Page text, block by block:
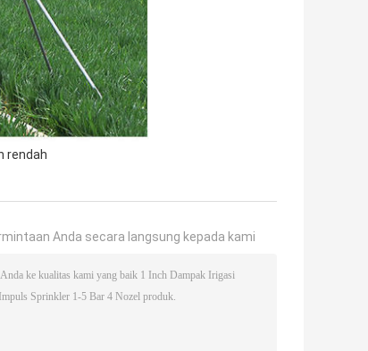
rendah
Anda secara langsung kepada kami